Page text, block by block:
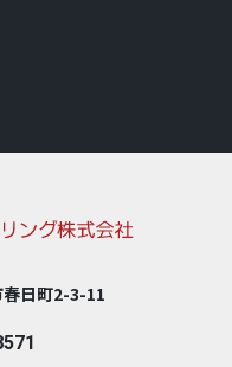
⽇町2-3-11